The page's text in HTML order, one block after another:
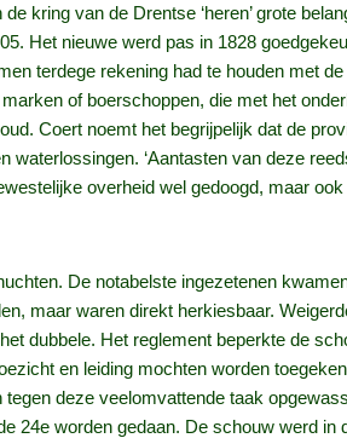
kring van de Drentse ‘heren’ grote
Het nieuwe werd pas in 1828
terdege rekening had te houden met
of boerschoppen, die met het
Coert noemt het begrijpelijk dat de
‘Aantasten van deze
overheid wel gedoogd, maar
De notabelste ingezetenen
maar waren direkt herkiesbaar.
dubbele. Het reglement beperkte de
en leiding mochten worden
deze veelomvattende taak
24e worden gedaan. De schouw werd in